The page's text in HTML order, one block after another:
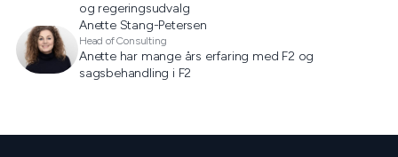
og regeringsudvalg
Anette Stang-Petersen
Head of Consulting
Anette har mange års erfaring med F2 og
sagsbehandling i F2